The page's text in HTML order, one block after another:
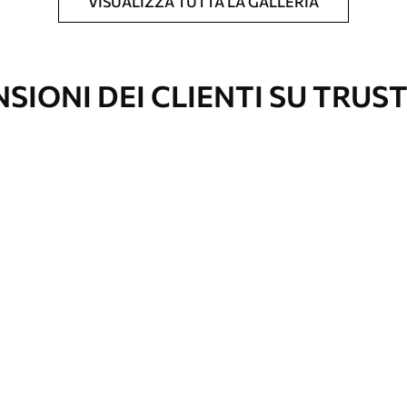
formato desiderato e tagliata in strisce
DEI CLIENTI SU